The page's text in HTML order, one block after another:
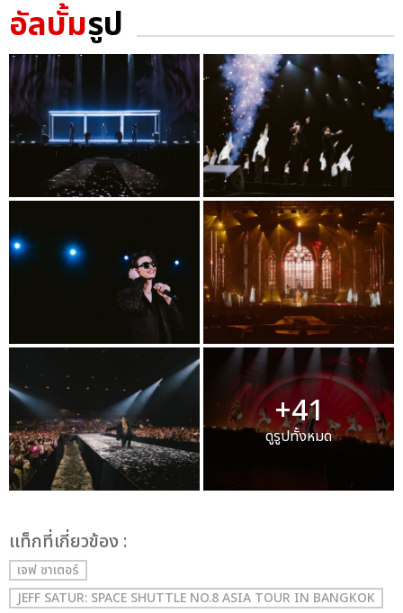
อัลบั้มรูป
+41
ดูรูปทั้งหมด
เเท็กที่เกี่ยวข้อง :
เจฟ ซาเตอร์
JEFF SATUR: SPACE SHUTTLE NO.8 ASIA TOUR IN BANGKOK